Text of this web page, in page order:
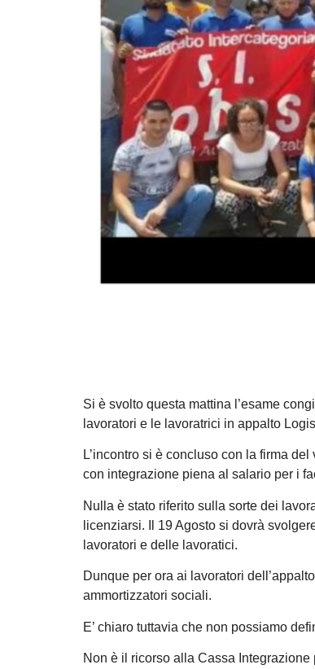
Si è svolto questa mattina l’esame
lavoratori e le lavoratrici in appalto
L’incontro si è concluso con la firma
con integrazione piena al salario per i
Nulla è stato riferito sulla sorte dei
licenziarsi. Il 19 Agosto si dovrà
lavoratori e delle lavoratici.
Dunque per ora ai lavoratori
ammortizzatori sociali.
E’ chiaro tuttavia che non possiamo
Non è il ricorso alla Cassa